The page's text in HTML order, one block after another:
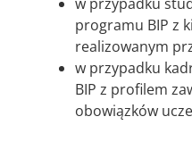
programu BIP z
realizowanym
w przypadku
BIP z profilem
obowiązków